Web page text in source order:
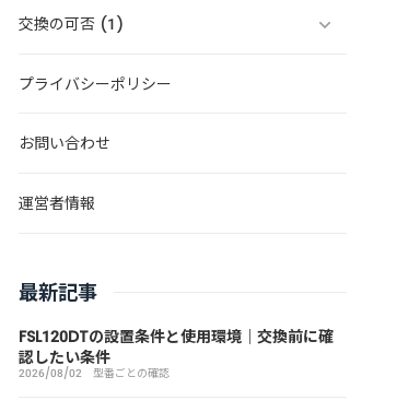
交換の可否 (1)
プライバシーポリシー
お問い合わせ
運営者情報
最新記事
FSL120DTの設置条件と使用環境｜交換前に確
認したい条件
2026/08/02 型番ごとの確認